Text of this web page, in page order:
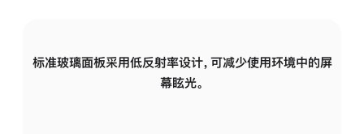
标准玻璃面板采用低反射率设计，可减少使用环境中的屏
幕眩光。